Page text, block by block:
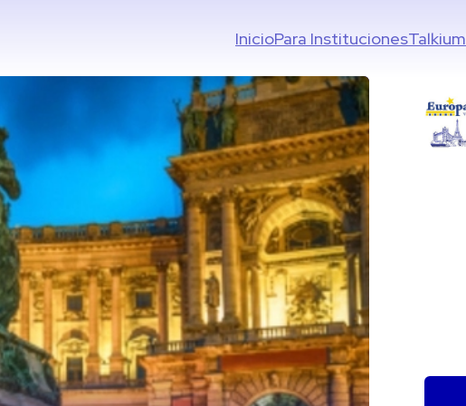
InicioPara InstitucionesTalkium